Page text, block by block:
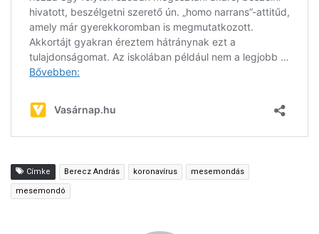
Címke Berecz András koronavírus mesemondás
mesemondó